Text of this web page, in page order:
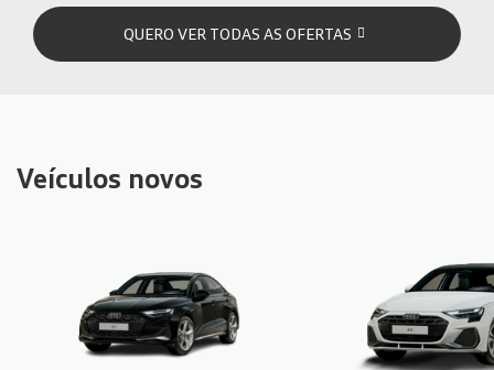
QUERO VER TODAS AS OFERTAS
Veículos novos